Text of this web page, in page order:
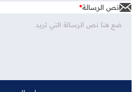
نص الرسالة*